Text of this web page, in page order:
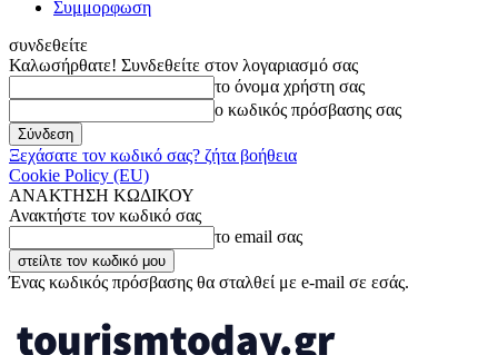
Συμμορφωση
συνδεθείτε
Καλωσήρθατε! Συνδεθείτε στον λογαριασμό σας
το όνομα χρήστη σας
ο κωδικός πρόσβασης σας
Ξεχάσατε τον κωδικό σας? ζήτα βοήθεια
Cookie Policy (EU)
ΑΝΑΚΤΗΣΗ ΚΩΔΙΚΟΥ
Ανακτήστε τον κωδικό σας
το email σας
Ένας κωδικός πρόσβασης θα σταλθεί με e-mail σε εσάς.